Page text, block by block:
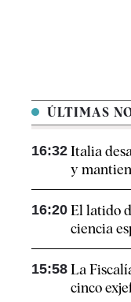
ÚLTIMAS
16:32 Italia
y
16:20 El latido
ciencia
15:58 La
cinco